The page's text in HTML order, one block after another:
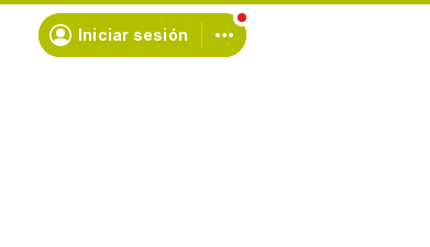
Iniciar sesión